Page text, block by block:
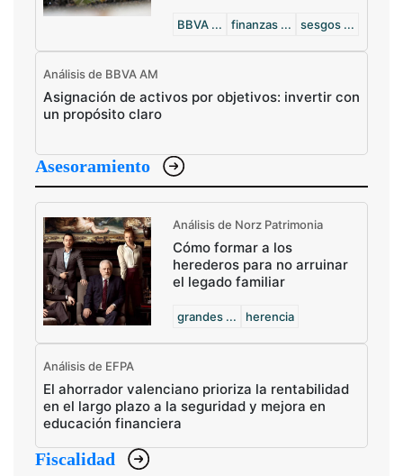
BBVA ... finanzas ... sesgos ...
Análisis de BBVA AM
Asignación de activos por objetivos: invertir con
un propósito claro
Asesoramiento
Análisis de Norz Patrimonia
Cómo formar a los
herederos para no arruinar
el legado familiar
grandes ... herencia
Análisis de EFPA
El ahorrador valenciano prioriza la rentabilidad
en el largo plazo a la seguridad y mejora en
educación financiera
Fiscalidad